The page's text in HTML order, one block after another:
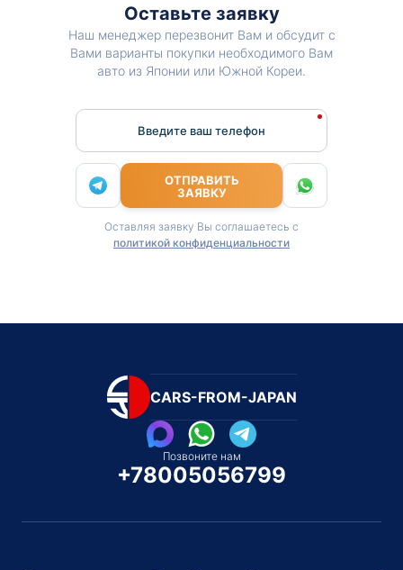
Оставьте заявку
Наш менеджер перезвонит Вам и обсудит с
Вами варианты покупки необходимого Вам
авто из Японии или Южной Кореи.
Введите ваш телефон
ОТПРАВИТЬ
ЗАЯВКУ
Оставляя заявку Вы соглашаетесь с
политикой конфиденциальности
CARS-FROM-JAPAN
Позвоните нам
+78005056799